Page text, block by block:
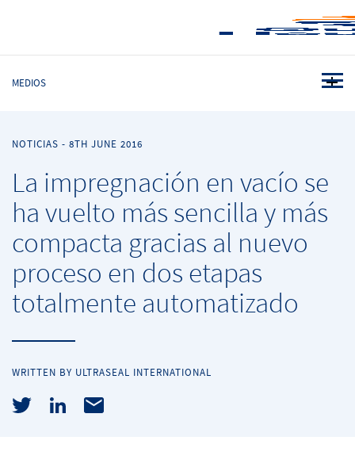
MEDIOS
NOTICIAS - 8TH JUNE 2016
La impregnación en vacío se
ha vuelto más sencilla y más
compacta gracias al nuevo
proceso en dos etapas
totalmente automatizado
WRITTEN BY ULTRASEAL INTERNATIONAL